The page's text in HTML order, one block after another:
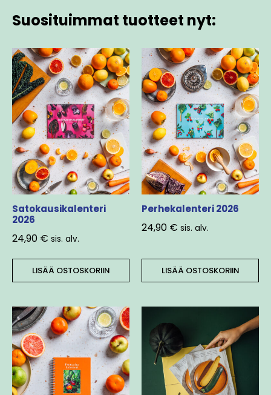
Suosituimmat tuotteet nyt:
Satokausikalenteri
2026
24,90 € sis. alv.
LISÄÄ OSTOSKORIIN
Perhekalenteri 2026
24,90 € sis. alv.
LISÄÄ OSTOSKORIIN